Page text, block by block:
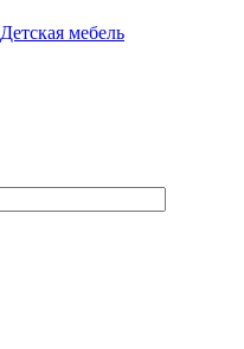
Детская мебель